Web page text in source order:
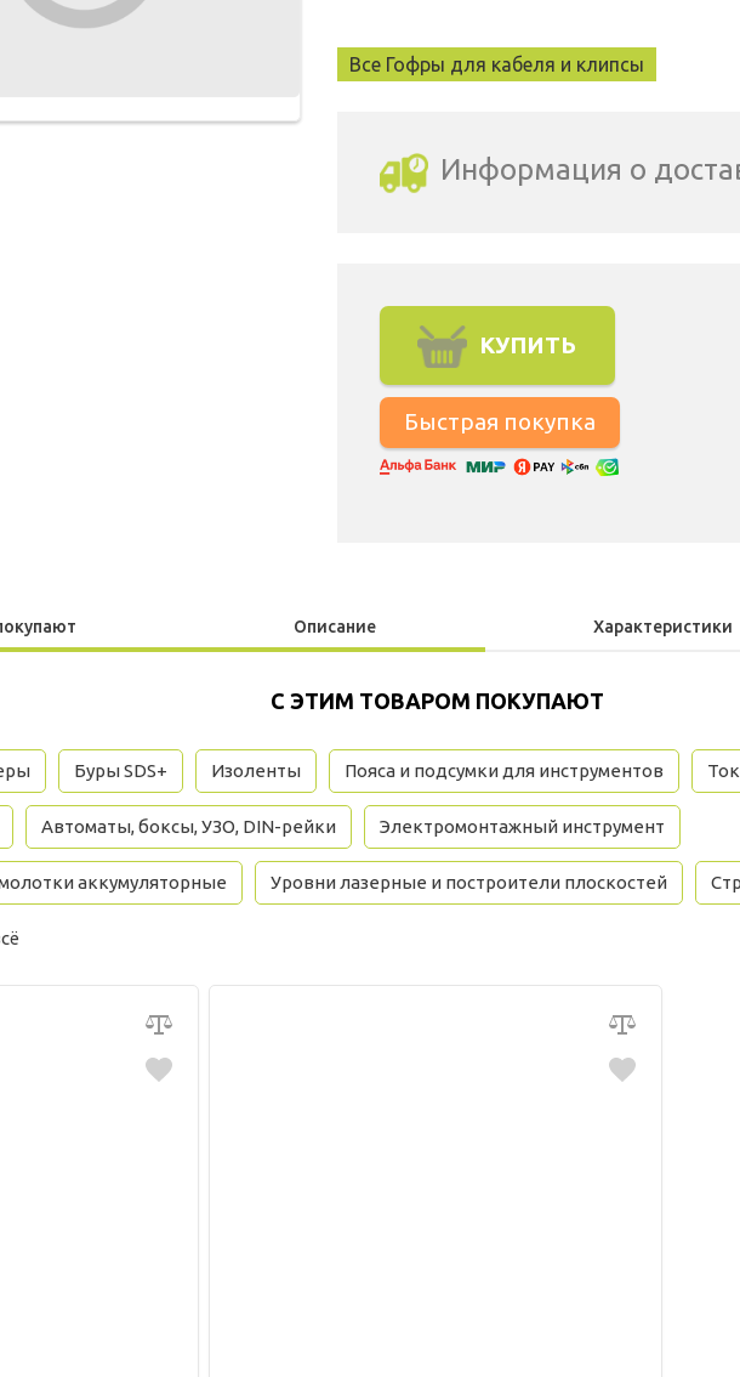
Все Гофры для кабеля и клипсы
Информация о
КУПИТЬ
Описание Характеристики
С ЭТИМ ТОВАРОМ ПОКУПАЮТ
Буры SDS+ Изоленты Пояса и подсумки для инструментов
Автоматы, боксы, УЗО, DIN-рейки Электромонтажный инструмент
аккумуляторные Уровни лазерные и построители плоскостей